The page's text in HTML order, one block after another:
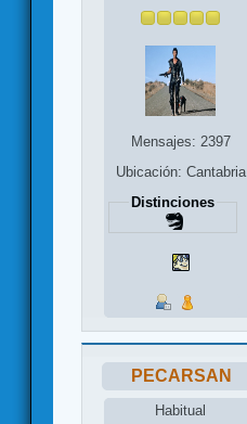
Mensajes: 2397
Ubicación: Cantabria
Distinciones
PECARSAN
Habitual